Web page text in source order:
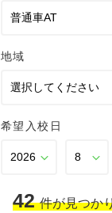
地域
希望入校日
42 件が見つか